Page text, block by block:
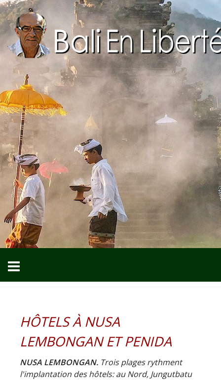
HÔTELS À NUSA
LEMBONGAN ET PENIDA
NUSA LEMBONGAN. Trois plages rythment
l'implantation des hôtels: au Nord, Jungutbatu